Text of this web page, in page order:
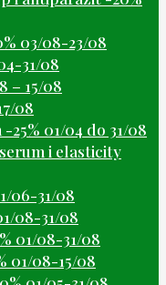
03/08-23/08
31/08
– 15/08
08
01/04 do 31/08
i elasticity
06-31/08
08-31/08
01/08-31/08
01/08-15/08